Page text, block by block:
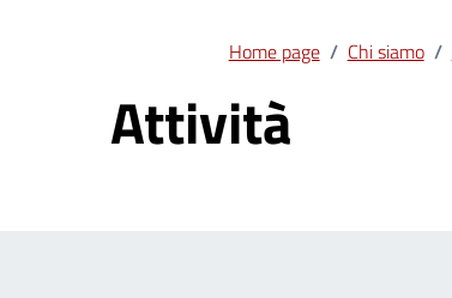
Home page / Chi siamo /
Attività